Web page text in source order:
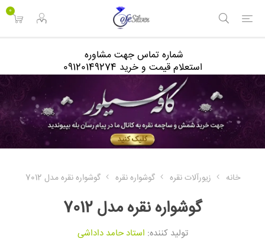
0
شماره تماس جهت مشاوره
استعلام قیمت و خرید 09120149274
خانه زیورآلات نقره گوشواره نقره گوشواره نقره مدل 7012
گوشواره نقره مدل 7012
تولید کننده: استاد حامد داداشی